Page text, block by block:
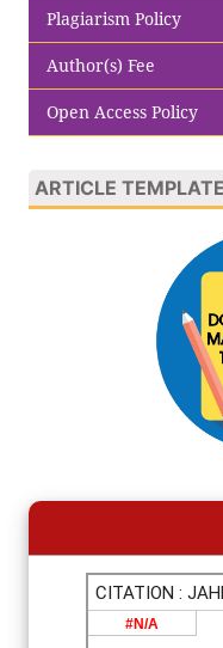
Plagiarism Policy
Author(s) Fee
Open Access Policy
ARTICLE TEMPLATE